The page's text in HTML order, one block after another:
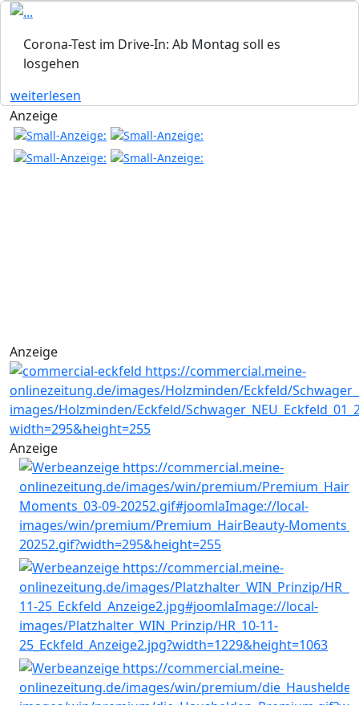
Corona-Test im Drive-In: Ab Montag soll es
losgehen
weiterlesen
Anzeige
Anzeige
Anzeige